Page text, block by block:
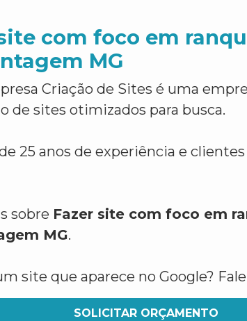
com foco em
MG
Criação de Sites é uma
de sites otimizados para busca.
25 anos de experiência e
sobre Fazer site com foco em
MG.
site que aparece no Google?
SOLICITAR ORÇAMENTO